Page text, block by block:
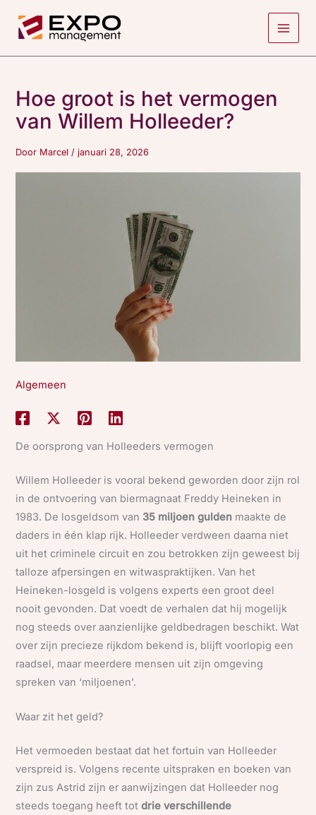
naar
Hoe groot is het vermogen
van Willem Holleeder?
Door Marcel /januari 28, 2026
Algemeen
De oorsprong van Holleeders vermogen
Willem Holleeder is vooral bekend geworden door zijn rol
in de ontvoering van biermagnaat Freddy Heineken in
1983. De losgeldsom van 35 miljoen gulden maakte de
daders in één klap rijk. Holleeder verdween daarna niet
uit het criminele circuit en zou betrokken zijn geweest bij
talloze afpersingen en witwaspraktijken. Van het
Heineken-losgeld is volgens experts een groot deel
nooit gevonden. Dat voedt de verhalen dat hij mogelijk
nog steeds over aanzienlijke geldbedragen beschikt. Wat
over zijn precieze rijkdom bekend is, blijft voorlopig een
raadsel, maar meerdere mensen uit zijn omgeving
spreken van ‘miljoenen’.
Waar zit het geld?
Het vermoeden bestaat dat het fortuin van Holleeder
verspreid is. Volgens recente uitspraken en boeken van
zijn zus Astrid zijn er aanwijzingen dat Holleeder nog
steeds toegang heeft totdrie verschillende